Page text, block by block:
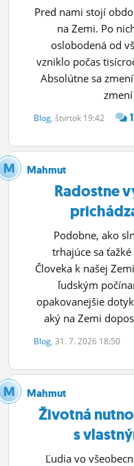
STATUSY
BLOGY
OBRÁZKY
ĽUDIA
MÔJ PROFIL
NASTAVENIA
ROLETA
Pred nami stojí
na Zemi. Po
oslobodená od
vzniklo počas
Absolútne sa
Blog, štvrtok 19:42 1
Mahmut
Radostne
Podobne, ako
trhajúce sa
Človeka k našej
ľudským
opakovanejšie
aký na Zemi
Blog, 31. 7. 2026 18:50
Mahmut
Životná
s
Ľudia vo